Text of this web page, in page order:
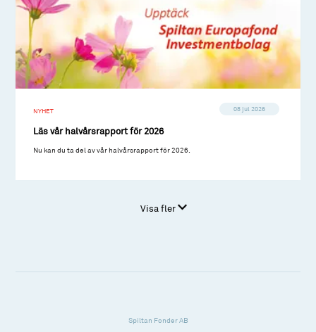
NYHET 08 jul 2026
Läs vår halvårsrapport för 2026
Nu kan du ta del av vår halvårsrapport för 2026.
Visa fler
Spiltan Fonder AB